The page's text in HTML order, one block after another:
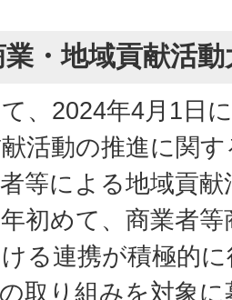
業・地域貢献活
、2024年4月1日
活動の推進に関
等による地域貢
初めて、商業者
る連携が積極的
取り組みを対象